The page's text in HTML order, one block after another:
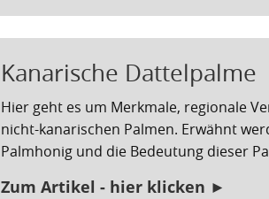
Kanarische Dattelpalme
Hier geht es um Merkmale, regionale
nicht-kanarischen Palmen. Erwähnt
Palmhonig und die Bedeutung dieser
Zum Artikel - hier klicken ►